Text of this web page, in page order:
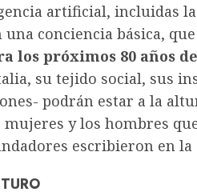
artificial, incluidas
conciencia básica,
los próximos 80 años
su tejido social, sus
podrán estar a la
y los hombres
escribieron en la